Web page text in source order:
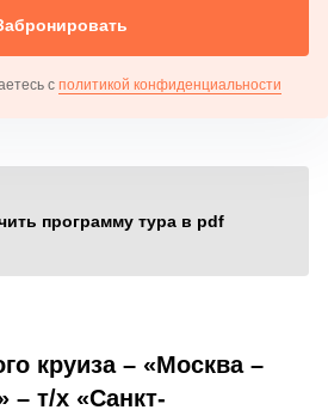
с политикой конфиденциальности
программу тура в pdf
круиза – «Москва –
– т/х «Санкт-